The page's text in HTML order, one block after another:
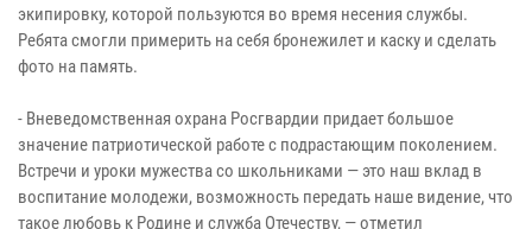
экипировку, которой пользуются во время несения службы.
Ребята смогли примерить на себя бронежилет и каску и сделать
фото на память.
- Вневедомственная охрана Росгвардии придает большое
значение патриотической работе с подрастающим поколением.
Встречи и уроки мужества со школьниками — это наш вклад в
воспитание молодежи, возможность передать наше видение, что
такое любовь к Родине и служба Отечеству, — отметил